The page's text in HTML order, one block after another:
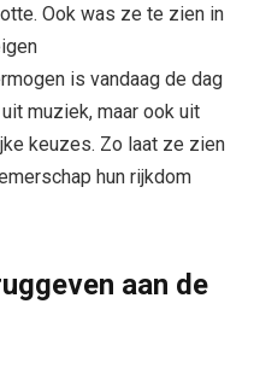
Ook was ze te zien in
is vandaag de dag
muziek, maar ook uit
keuzes. Zo laat ze zien
hun rijkdom
aan de